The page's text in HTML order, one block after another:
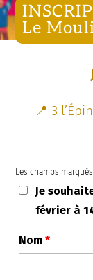
Le
📍 3
Les champs
Je
février à
Nom*